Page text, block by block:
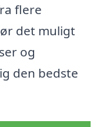
flere
det muligt
og
den bedste